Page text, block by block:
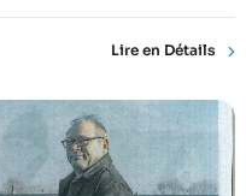
Lire en Détails